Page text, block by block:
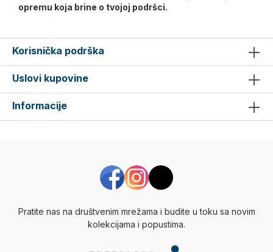
opremu koja brine o tvojoj podršci.
Korisnička podrška
Uslovi kupovine
Informacije
Pratite nas na društvenim mrežama i budite u toku sa novim
kolekcijama i popustima.